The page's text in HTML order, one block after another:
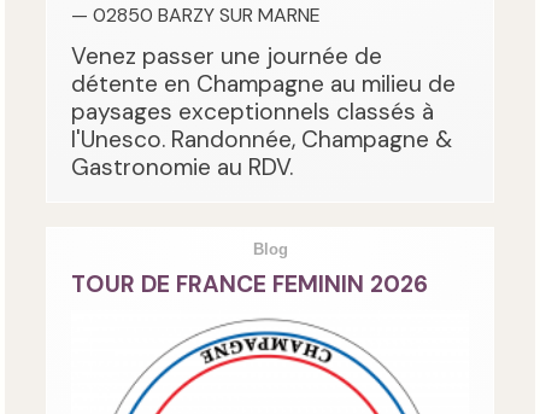
— 02850 BARZY SUR MARNE
Venez passer une journée de
détente en Champagne au milieu de
paysages exceptionnels classés à
l'Unesco. Randonnée, Champagne &
Gastronomie au RDV.
Blog
TOUR DE FRANCE FEMININ 2026